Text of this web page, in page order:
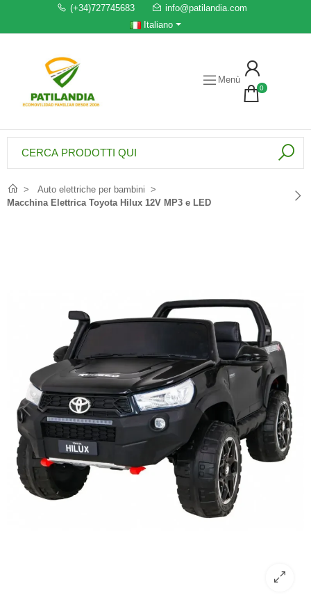
(+34)727745683
info@patilandia.com
Italiano
Menù
0
Auto elettriche per bambini
Macchina Elettrica Toyota Hilux 12V MP3 e LED